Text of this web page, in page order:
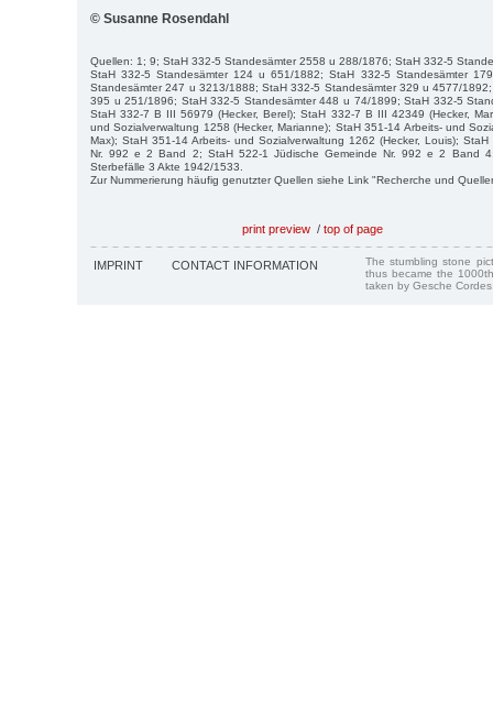
© Susanne Rosendahl
Quellen: 1; 9; StaH 332-5 Standesämter 2558 u 288/1876; StaH 332-5
StaH 332-5 Standesämter 124 u 651/1882; StaH 332-5 Standesämter
Standesämter 247 u 3213/1888; StaH 332-5 Standesämter 329 u 4577/
395 u 251/1896; StaH 332-5 Standesämter 448 u 74/1899; StaH 332-5
StaH 332-7 B III 56979 (Hecker, Berel); StaH 332-7 B III 42349 (Hecker,
und Sozialverwaltung 1258 (Hecker, Marianne); StaH 351-14 Arbeits- und
Max); StaH 351-14 Arbeits- und Sozialverwaltung 1262 (Hecker, Louis);
Nr. 992 e 2 Band 2; StaH 522-1 Jüdische Gemeinde Nr. 992 e 2 Band
Sterbefälle 3 Akte 1942/1533.
Zur Nummerierung häufig genutzter Quellen siehe Link "Recherche und
print preview / top of page
IMPRINT CONTACT INFORMATION
The stumbling stone
thus became the
taken by Gesche